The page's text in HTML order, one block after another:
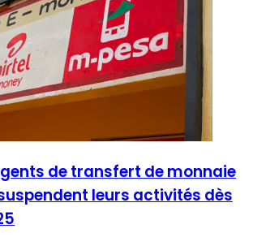
de transfert de monnaie
leurs activités dès